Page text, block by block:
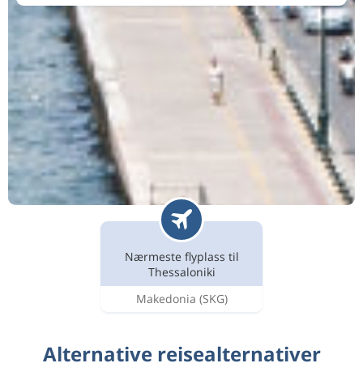
Nærmeste flyplass til
Thessaloniki
Makedonia (SKG)
Alternative reisealternativer